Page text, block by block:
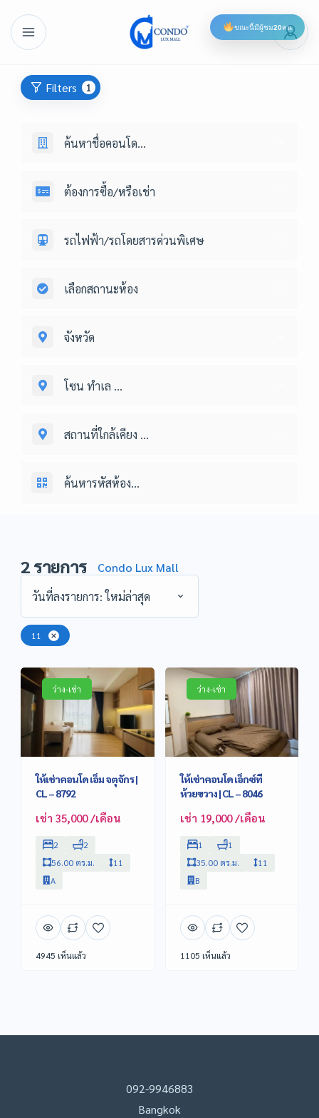
Filters 1
ค้นหาชื่อคอนโด...
ต้องการซื้อ/หรือเช่า
รถไฟฟ้า/รถโดยสารด่วนพิเศษ
เลือกสถานะห้อง
จังหวัด
โซน ทำเล ...
สถานที่ใกล้เคียง ...
2รายการ
Condo Lux Mall
วันที่ลงรายการ: ใหม่ล่าสุด
11
ว่าง-เช่า
ให้เช่าคอนโด เอ็ม จตุจักร |
CL – 8792
เช่า 35,000 /เดือน
2
2
56.00 ตร.ม.
11
A
4945 เห็นแล้ว
ว่าง-เช่า
ให้เช่าคอนโด เอ็กซ์ที
ห้วยขวาง | CL – 8046
เช่า 19,000 /เดือน
1
1
35.00 ตร.ม.
11
B
1105 เห็นแล้ว
092-9946883
Bangkok
ขณะนี้มีผู้ชม20คน